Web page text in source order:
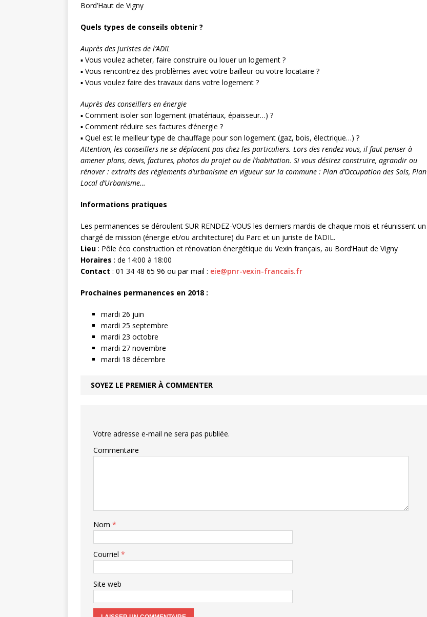
Bord’Haut de Vigny
Quels types de conseils obtenir ?
Auprès des juristes de l’ADIL
▪ Vous voulez acheter, faire construire ou louer un logement ?
▪ Vous rencontrez des problèmes avec votre bailleur ou votre locataire ?
▪ Vous voulez faire des travaux dans votre logement ?
Auprès des conseillers en énergie
▪ Comment isoler son logement (matériaux, épaisseur…) ?
▪ Comment réduire ses factures d’énergie ?
▪ Quel est le meilleur type de chauffage pour son logement (gaz, bois, électrique…) ?
Attention, les conseillers ne se déplacent pas chez les particuliers. Lors des rendez-vous, il faut penser à
amener plans, devis, factures, photos du projet ou de l’habitation. Si vous désirez construire, agrandir ou
rénover : extraits des règlements d’urbanisme en vigueur sur la commune : Plan d’Occupation des Sols, Plan
Local d’Urbanisme…
Informations pratiques
Les permanences se déroulent SUR RENDEZ-VOUS les derniers mardis de chaque mois et réunissent un
chargé de mission (énergie et/ou architecture) du Parc et un juriste de l’ADIL.
Lieu : Pôle éco construction et rénovation énergétique du Vexin français, au Bord’Haut de Vigny
Horaires : de 14:00 à 18:00
Contact : 01 34 48 65 96 ou par mail : eie@pnr-vexin-francais.fr
Prochaines permanences en 2018 :
mardi 26 juin
mardi 25 septembre
mardi 23 octobre
mardi 27 novembre
mardi 18 décembre
SOYEZ LE PREMIER À COMMENTER
Votre adresse e-mail ne sera pas publiée.
Commentaire
Nom *
Courriel *
Site web